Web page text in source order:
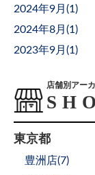
2024年9月(1 )
2024年8月(1 )
2023年9月(1 )
店舗別アー
東京都
豊洲店(7)